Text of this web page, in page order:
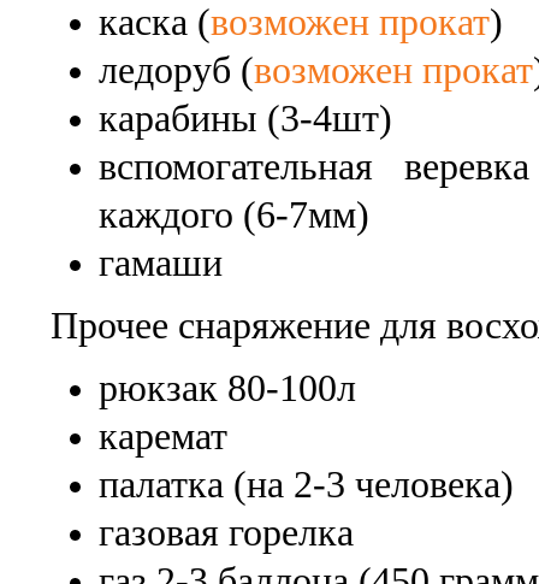
каска (возможен прокат)
ледоруб (возможен прокат
карабины (3-4шт)
вспомогательная
каждого (6-7мм)
гамаши
Прочее снаряжение для
рюкзак 80-100л
каремат
палатка (на 2-3 человека)
газовая горелка